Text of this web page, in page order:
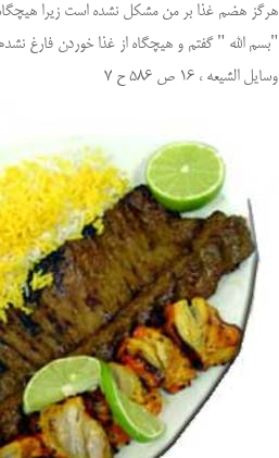
هرگز هضم غذا بر من مشکل نشده است زیرا
"بسم الله " گفتم و هیچگاه از غذا خوردن فارغ
وسایل الشیعه ، 16 ص 586 ح 7